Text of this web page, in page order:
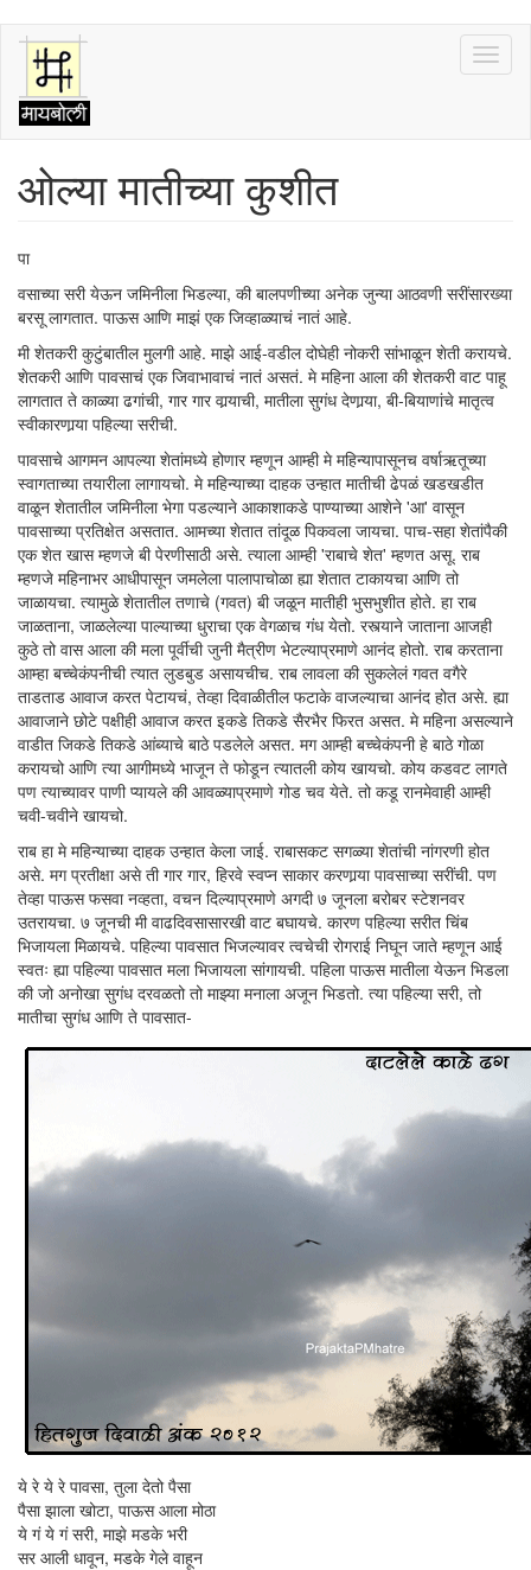
Skip
main
content
ओल्या मातीच्या कुशीत
पा
वसाच्या सरी येऊन जमिनीला भिडल्या, की बालपणीच्या अनेक जुन्या आठवणी सरींसारख्या
बरसू लागतात. पाऊस आणि माझं एक जिव्हाळ्याचं नातं आहे.
मी शेतकरी कुटुंबातील मुलगी आहे. माझे आई-वडील दोघेही नोकरी सांभाळून शेती करायचे.
शेतकरी आणि पावसाचं एक जिवाभावाचं नातं असतं. मे महिना आला की शेतकरी वाट पाहू
लागतात ते काळ्या ढगांची, गार गार वार्‍याची, मातीला सुगंध देणार्‍या, बी-बियाणांचे मातृत्व
स्वीकारणार्‍या पहिल्या सरीची.
पावसाचे आगमन आपल्या शेतांमध्ये होणार म्हणून आम्ही मे महिन्यापासूनच वर्षाऋतूच्या
स्वागताच्या तयारीला लागायचो. मे महिन्याच्या दाहक उन्हात मातीची ढेपळं खडखडीत
वाळून शेतातील जमिनीला भेगा पडल्याने आकाशाकडे पाण्याच्या आशेने 'आ' वासून
पावसाच्या प्रतिक्षेत असतात. आमच्या शेतात तांदूळ पिकवला जायचा. पाच-सहा शेतांपैकी
एक शेत खास म्हणजे बी पेरणीसाठी असे. त्याला आम्ही 'राबाचे शेत' म्हणत असू. राब
म्हणजे महिनाभर आधीपासून जमलेला पालापाचोळा ह्या शेतात टाकायचा आणि तो
जाळायचा. त्यामुळे शेतातील तणाचे (गवत) बी जळून मातीही भुसभुशीत होते. हा राब
जाळताना, जाळलेल्या पाल्याच्या धुराचा एक वेगळाच गंध येतो. रस्त्याने जाताना आजही
कुठे तो वास आला की मला पूर्वीची जुनी मैत्रीण भेटल्याप्रमाणे आनंद होतो. राब करताना
आम्हा बच्चेकंपनीची त्यात लुडबुड असायचीच. राब लावला की सुकलेलं गवत वगैरे
ताडताड आवाज करत पेटायचं, तेव्हा दिवाळीतील फटाके वाजल्याचा आनंद होत असे. ह्या
आवाजाने छोटे पक्षीही आवाज करत इकडे तिकडे सैरभैर फिरत असत. मे महिना असल्याने
वाडीत जिकडे तिकडे आंब्याचे बाठे पडलेले असत. मग आम्ही बच्चेकंपनी हे बाठे गोळा
करायचो आणि त्या आगीमध्ये भाजून ते फोडून त्यातली कोय खायचो. कोय कडवट लागते
पण त्याच्यावर पाणी प्यायले की आवळ्याप्रमाणे गोड चव येते. तो कडू रानमेवाही आम्ही
चवी‌-चवीने खायचो.
राब हा मे महिन्याच्या दाहक उन्हात केला जाई. राबासकट सगळ्या शेतांची नांगरणी होत
असे. मग प्रतीक्षा असे ती गार गार, हिरवे स्वप्न साकार करणार्‍या पावसाच्या सरींची. पण
तेव्हा पाऊस फसवा नव्हता, वचन दिल्याप्रमाणे अगदी ७ जूनला बरोबर स्टेशनवर
उतरायचा. ७ जूनची मी वाढदिवसासारखी वाट बघायचे. कारण पहिल्या सरीत चिंब
भिजायला मिळायचे. पहिल्या पावसात भिजल्यावर त्वचेची रोगराई निघून जाते म्हणून आई
स्वतः ह्या पहिल्या पावसात मला भिजायला सांगायची. पहिला पाऊस मातीला येऊन भिडला
की जो अनोखा सुगंध दरवळतो तो माझ्या मनाला अजून भिडतो. त्या पहिल्या सरी, तो
मातीचा सुगंध आणि ते पावसात-
ये रे ये रे पावसा, तुला देतो पैसा
पैसा झाला खोटा, पाऊस आला मोठा
ये गं ये गं सरी, माझे मडके भरी
सर आली धावून, मडके गेले वाहून